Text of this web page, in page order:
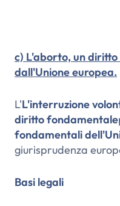
c) L'aborto, un
dall'Unione europea.
L'L'interruzione
diritto fondamentale
fondamentali
giurisprudenza
Basi legali